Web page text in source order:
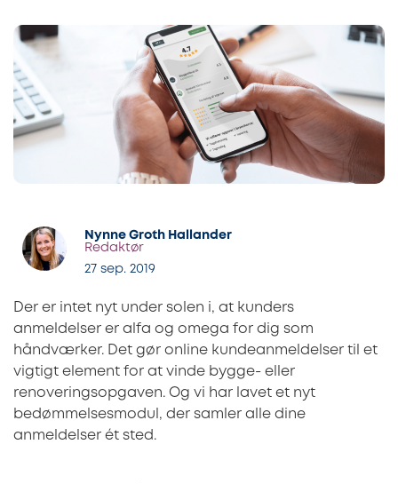
Nynne Groth Hallander
Redaktør
27 sep. 2019
Der er intet nyt under solen i, at kunders
anmeldelser er alfa og omega for dig som
håndværker. Det gør online kundeanmeldelser til et
vigtigt element for at vinde bygge- eller
renoveringsopgaven. Og vi har lavet et nyt
bedømmelsesmodul, der samler alle dine
anmeldelser ét sted.